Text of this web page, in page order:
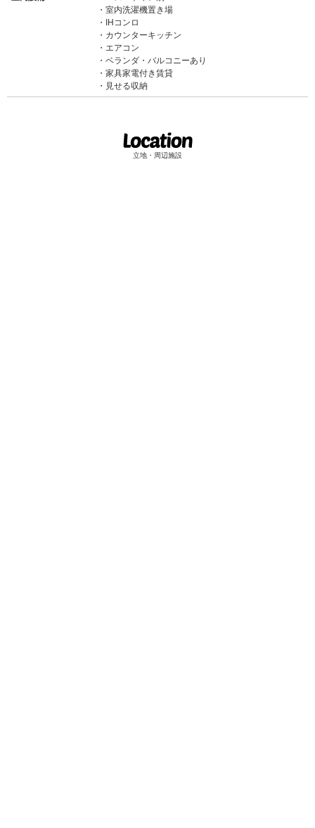
室内洗濯機置き場
IHコンロ
カウンターキッチン
エアコン
ベランダ・バルコニーあり
家具家電付き賃貸
見せる収納
立地・周辺施設